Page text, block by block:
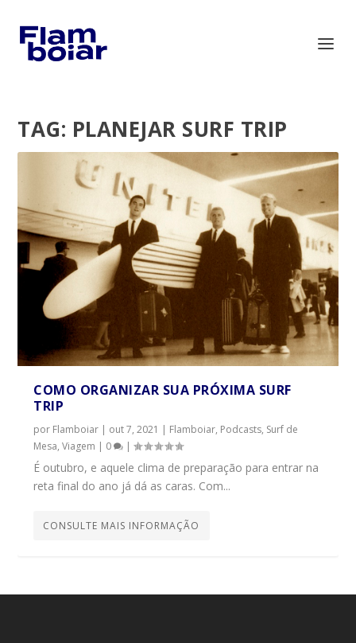
TAG: PLANEJAR SURF TRIP
COMO ORGANIZAR SUA PRÓXIMA SURF
TRIP
por Flamboiar | out 7, 2021 | Flamboiar, Podcasts, Surf de
Mesa,Viagem | 0 |
É outubro, e aquele clima de preparação para entrar na
reta final do ano já dá as caras. Com...
CONSULTE MAIS INFORMAÇÃO